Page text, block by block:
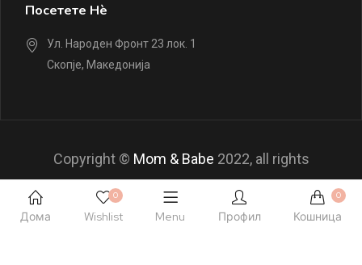
Посетете Нè
Ул. Народен Фронт 23 лок. 1
Скопје, Македонија
Copyright © Mom & Babe 2022, all rights
reserved.
Дома
0
Wishlist Menu Профил
0
Кошница